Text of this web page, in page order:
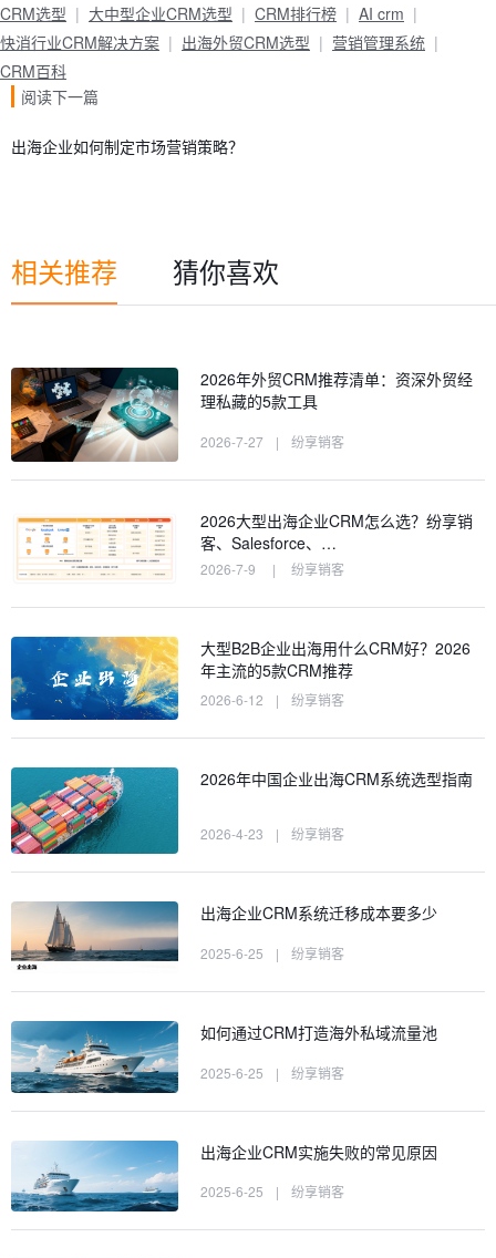
CRM选型
大中型企业CRM选型 CRM排行榜
AI crm
快消行业CRM解决方案
出海外贸CRM选型
营销管理系统
CRM百科
阅读下一篇
出海企业如何制定市场营销策略？
相关推荐 猜你喜欢
2026年外贸CRM推荐清单：资深外贸经
理私藏的5款工具
2026-7-27 | 纷享销客
2026大型出海企业CRM怎么选？纷享销
客、Salesforce、…
2026-7-9 | 纷享销客
大型B2B企业出海用什么CRM好？2026
年主流的5款CRM推荐
2026-6-12 | 纷享销客
2026年中国企业出海CRM系统选型指南
2026-4-23 | 纷享销客
出海企业CRM系统迁移成本要多少
2025-6-25 | 纷享销客
如何通过CRM打造海外私域流量池
2025-6-25 | 纷享销客
出海企业CRM实施失败的常见原因
2025-6-25 | 纷享销客